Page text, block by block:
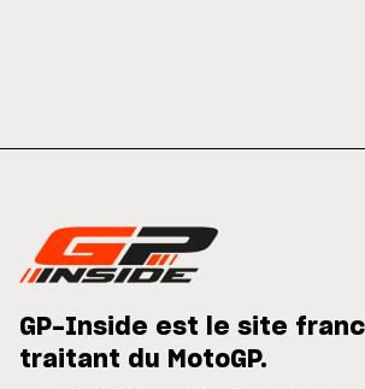
GP-Inside est le site
traitant du MotoGP.